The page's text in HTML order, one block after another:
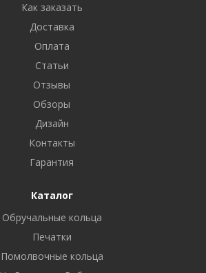
Как заказать
Доставка
Оплата
Статьи
Отзывы
Обзоры
Дизайн
Контакты
Гарантия
Каталог
Обручальные кольца
Печатки
Помолвочные кольца